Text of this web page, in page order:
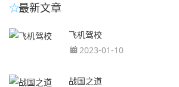
最新文章
飞机驾校
2023-01-10
战国之道